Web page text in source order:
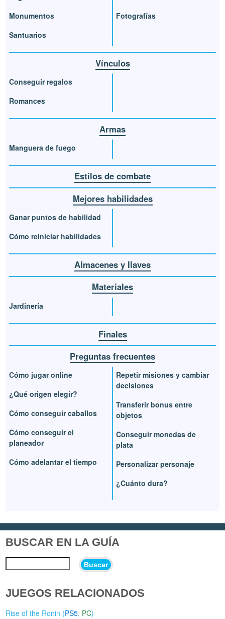
Monumentos
Santuarios
Fotografías
Vínculos
Conseguir regalos
Romances
Armas
Manguera de fuego
Estilos de combate
Mejores habilidades
Ganar puntos de habilidad
Cómo reiniciar habilidades
Almacenes y llaves
Materiales
Jardinería
Finales
Preguntas frecuentes
Cómo jugar online
¿Qué origen elegir?
Cómo conseguir caballos
Cómo conseguir el
planeador
Cómo adelantar el tiempo
Repetir misiones y cambiar
decisiones
Transferir bonus entre
objetos
Conseguir monedas de
plata
Personalizar personaje
¿Cuánto dura?
BUSCAR EN LA GUÍA
Buscar
JUEGOS RELACIONADOS
Rise of the Ronin (PS5, PC)